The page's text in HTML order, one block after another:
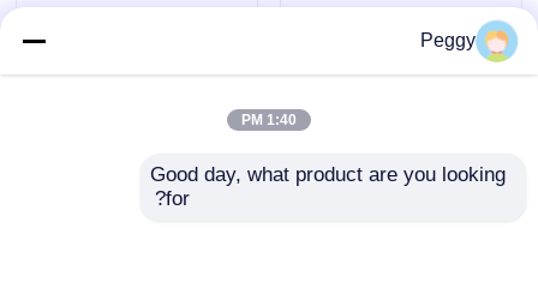
اطلب اقتباس
Peggy
1:40 PM
Good day, what product are you looking
for?